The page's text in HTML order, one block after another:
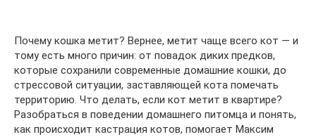
Почему кошка метит? Вернее, метит чаще всего кот — и
тому есть много причин: от повадок диких предков,
которые сохранили современные домашние кошки, до
стрессовой ситуации, заставляющей кота помечать
территорию. Что делать, если кот метит в квартире?
Разобраться в поведении домашнего питомца и понять,
как происходит кастрация котов, помогает Максим